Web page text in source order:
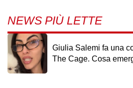
NEWS PIÙ LETTE
Giulia Salemi fa una
The Cage. Cosa